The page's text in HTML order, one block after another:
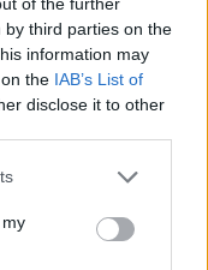
third parties on the
information may
the IAB’s List of
disclose it to other